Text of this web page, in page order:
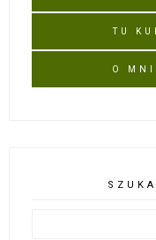
TU
O